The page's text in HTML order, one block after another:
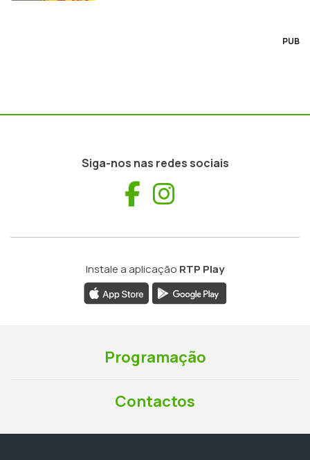
PUB
Siga-nos nas redes sociais
Facebook
Instale a aplicação RTP Play
Programação
Contactos